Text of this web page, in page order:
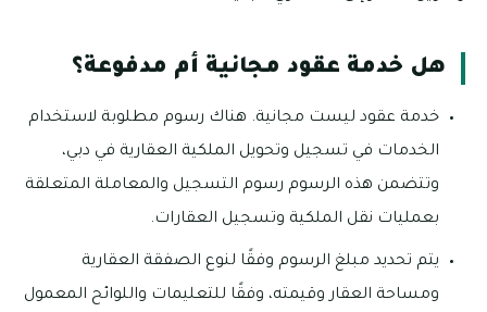
هل خدمة عقود مجانية أم مدفوعة؟
خدمة عقود ليست مجانية. هناك رسوم مطلوبة لاستخدام
الخدمات في تسجيل وتحويل الملكية العقارية في دبي،
وتتضمن هذه الرسوم رسوم التسجيل والمعاملة المتعلقة
بعمليات نقل الملكية وتسجيل العقارات.
يتم تحديد مبلغ الرسوم وفقًا لنوع الصفقة العقارية
ومساحة العقار وقيمته، وفقًا للتعليمات واللوائح المعمول